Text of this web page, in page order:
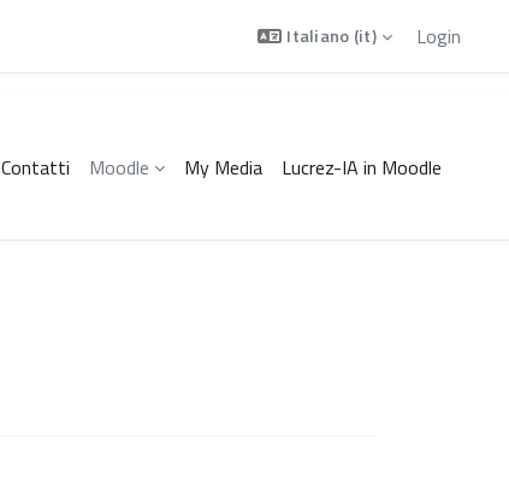
Italiano ‎(it)‎ Login
Contatti Moodle My Media Lucrez-IA in Moodle